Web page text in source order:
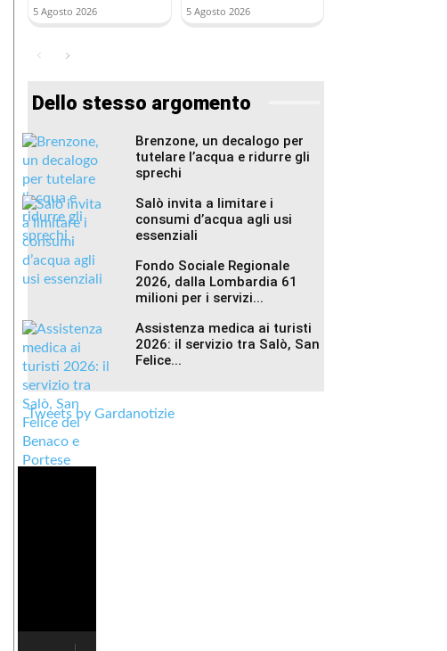
5 Agosto 2026 5 Agosto 2026
Dello stesso argomento
Brenzone, un decalogo per
tutelare l’acqua e ridurre gli
sprechi
Salò invita a limitare i
consumi d’acqua agli usi
essenziali
Fondo Sociale Regionale
2026, dalla Lombardia 61
milioni per i servizi...
Assistenza medica ai turisti
2026: il servizio tra Salò, San
Felice...
Tweets by Gardanotizie